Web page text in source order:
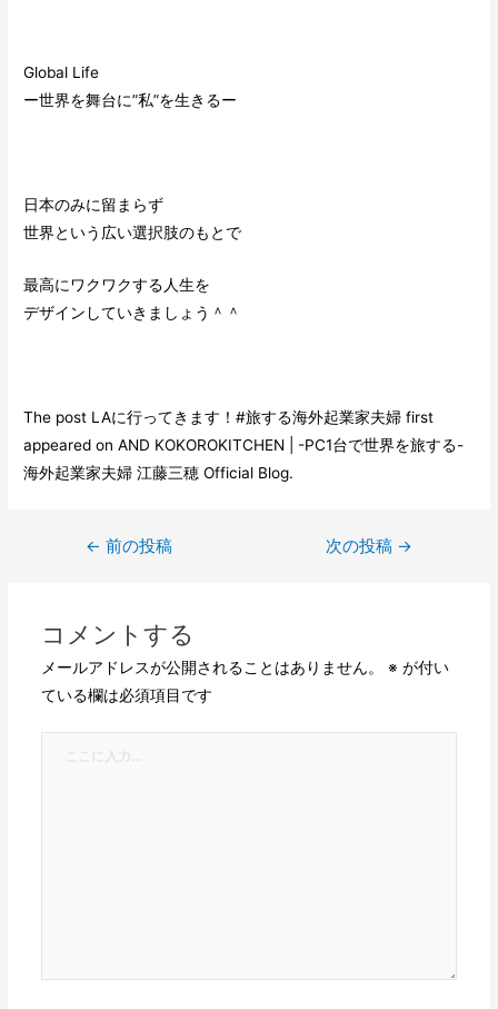
Global Life
ー世界を舞台に”私”を生きるー
日本のみに留まらず
世界という広い選択肢のもとで
最高にワクワクする人生を
デザインしていきましょう＾＾
The post LAに行ってきます！#旅する海外起業家夫婦 first
appeared onAND KOKOROKITCHEN | -PC1台で世界を旅する-
海外起業家夫婦 江藤三穂 Official Blog.
← 前の投稿 次の投稿 →
コメントする
メールアドレスが公開されることはありません。 ※ が付い
ている欄は必須項目です